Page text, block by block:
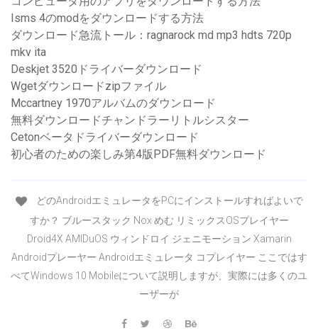
Isms 4のmodをダウンロードする方法
ダウンロード急流トール：ragnarock md mp3 hdts 720p
mkv ita
Deskjet 3520ドライバーダウンロード
Wgetダウンロードzipファイル
Mccartney 1970アルバムのダウンロード
無料ダウンロードチャンドラーリトルシスター
Cetonベータドライバーダウンロード
初心者のための楽しみ第4版PDF無料ダウンロード
どのAndroidエミュレータをPCにインストールすればよいで
すか？ ブルースタック Nox めむ リミックスOSプレイヤー
Droid4X AMIDuOS ウィンドロイ ジェニモーション Xamarin
Androidプレーヤー Androidエミュレータ コプレイヤー ここではす
べてWindows 10 Mobileについて説明しますが、実際には多くのユ
ーザーが